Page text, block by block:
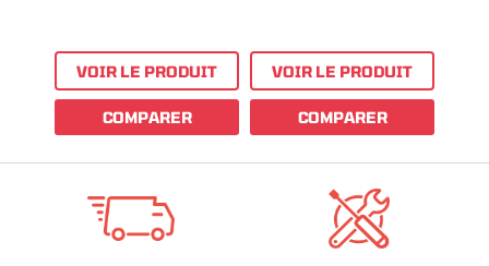
VOIR LE PRODUIT
COMPARER
VOIR LE PRODUIT
COMPARER